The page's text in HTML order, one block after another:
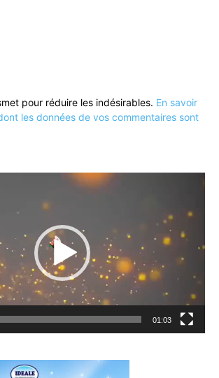
pour réduire les indésirables. En savoir
les données de vos commentaires sont
01:03